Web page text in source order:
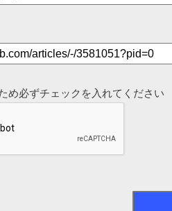
め必ずチェックを入れてください